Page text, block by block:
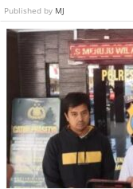
Published by MJ